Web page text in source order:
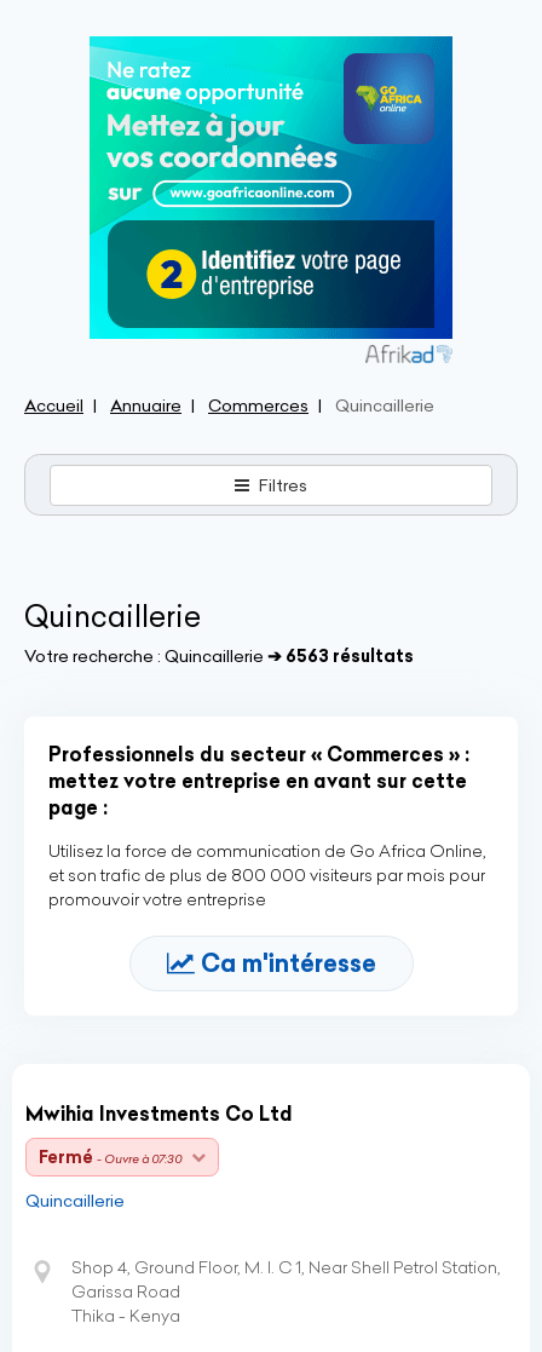
Accueil Annuaire Commerces Quincaillerie
Filtres
Quincaillerie
Votre recherche : Quincaillerie ➔ 6563 résultats
Professionnels du secteur « Commerces » :
mettez votre entreprise en avant sur cette
page :
Utilisez la force de communication de Go Africa Online,
et son trafic de plus de 800 000 visiteurs par mois pour
promouvoir votre entreprise
Ca m'intéresse
Mwihia Investments Co Ltd
Fermé - Ouvre à 07:30
Quincaillerie
Shop 4, Ground Floor, M. I. C 1, Near Shell Petrol Station,
Garissa Road
Thika - Kenya